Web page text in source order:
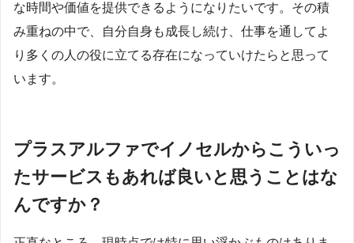
な時間や価値を提供できるようになりたいです。その積
み重ねの中で、自分自身も成長し続け、仕事を通してよ
り多くの人の役に立てる存在になっていけたらと思って
います。
プラスアルファでイノセルからこういっ
たサービスもあれば良いと思うことはな
んですか？